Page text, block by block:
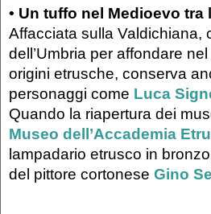
• Un tuffo nel Medioevo
Affacciata sulla Valdichiana,
dell’Umbria per affondare
origini etrusche, conserva
personaggi come Luca
Quando la riapertura dei
Museo dell’Accademia
lampadario etrusco in
del pittore cortonese Gino